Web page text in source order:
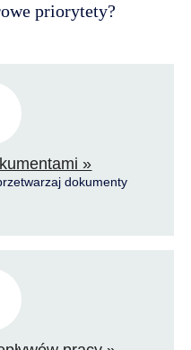
priorytety?
»
dokumenty